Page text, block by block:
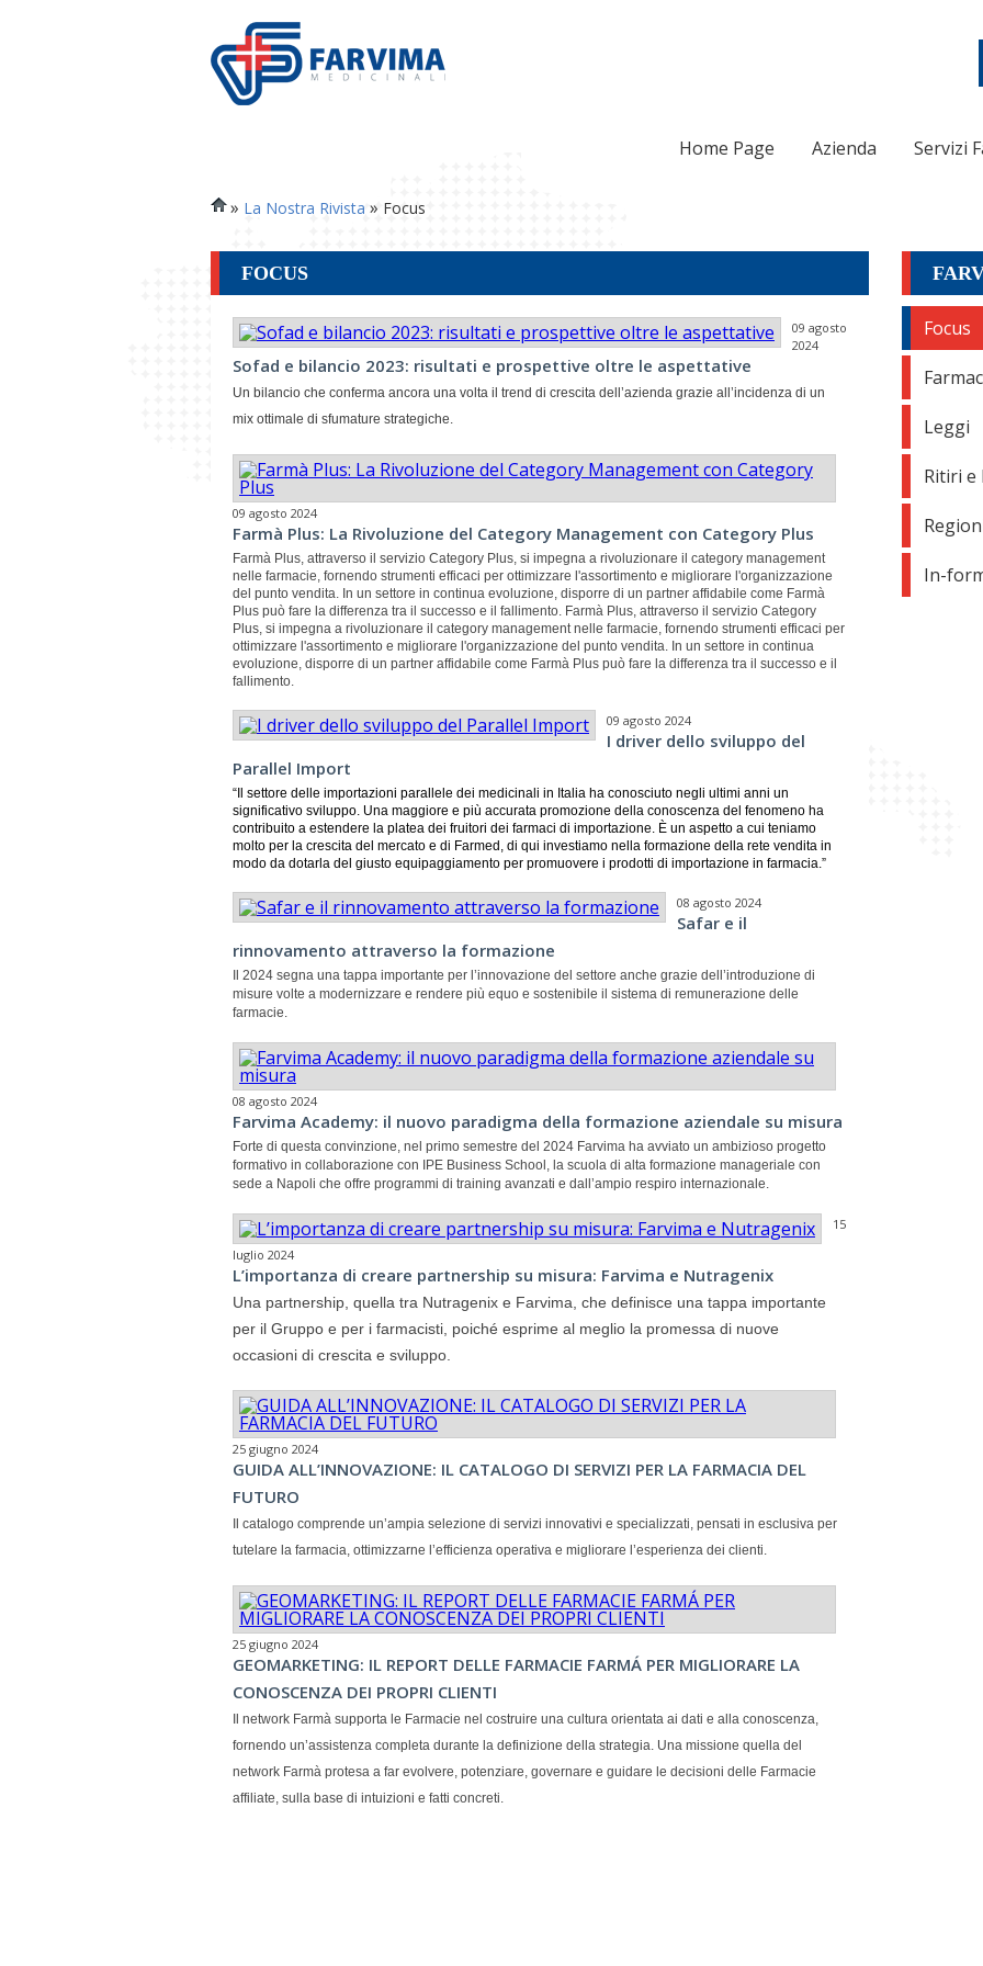
Home Page Azienda Servizi
» La Nostra Rivista » Focus
FOCUS
09 agosto
2024
Sofad e bilancio 2023: risultati e prospettive oltre le aspettative
Un bilancio che conferma ancora una volta il trend di crescita dell’azienda grazie all’incidenza di un
mix ottimale di sfumature strategiche.
09 agosto 2024
Farmà Plus: La Rivoluzione del Category Management con Category Plus
Farmà Plus, attraverso il servizio Category Plus, si impegna a rivoluzionare il category management
nelle farmacie, fornendo strumenti efficaci per ottimizzare l'assortimento e migliorare l'organizzazione
del punto vendita. In un settore in continua evoluzione, disporre di un partner affidabile come Farmà
Plus può fare la differenza tra il successo e il fallimento. Farmà Plus, attraverso il servizio Category
Plus, si impegna a rivoluzionare il category management nelle farmacie, fornendo strumenti efficaci per
ottimizzare l'assortimento e migliorare l'organizzazione del punto vendita. In un settore in continua
evoluzione, disporre di un partner affidabile come Farmà Plus può fare la differenza tra il successo e il
fallimento.
09 agosto 2024
I driver dello sviluppo del
Parallel Import
“Il settore delle importazioni parallele dei medicinali in Italia ha conosciuto negli ultimi anni un
significativo sviluppo. Una maggiore e più accurata promozione della conoscenza del fenomeno ha
contribuito a estendere la platea dei fruitori dei farmaci di importazione. È un aspetto a cui teniamo
molto per la crescita del mercato e di Farmed, di qui investiamo nella formazione della rete vendita in
modo da dotarla del giusto equipaggiamento per promuovere i prodotti di importazione in farmacia.”
08 agosto 2024
Safar e il
rinnovamento attraverso la formazione
Il 2024 segna una tappa importante per l’innovazione del settore anche grazie dell’introduzione di
misure volte a modernizzare e rendere più equo e sostenibile il sistema di remunerazione delle
farmacie.
08 agosto 2024
Farvima Academy: il nuovo paradigma della formazione aziendale su misura
Forte di questa convinzione, nel primo semestre del 2024 Farvima ha avviato un ambizioso progetto
formativo in collaborazione con
IPE Business School , la scuola di alta formazione manageriale con
sede a Napoli che offre programmi di training avanzati e dall’ampio respiro internazionale.
15
luglio 2024
L’importanza di creare partnership su misura: Farvima e Nutragenix
Una partnership, quella tra Nutragenix e Farvima, che definisce una tappa importante
per il Gruppo e per i farmacisti, poiché esprime al meglio la promessa di nuove
occasioni di crescita e sviluppo.
25 giugno 2024
GUIDA ALL’INNOVAZIONE: IL CATALOGO DI SERVIZI PER LA FARMACIA DEL
FUTURO
Il catalogo comprende un’ampia selezione di servizi innovativi e specializzati, pensati in esclusiva per
tutelare la farmacia, ottimizzarne l’efficienza operativa e migliorare l’esperienza dei clienti.
25 giugno 2024
GEOMARKETING: IL REPORT DELLE FARMACIE FARMÁ PER MIGLIORARE LA
CONOSCENZA DEI PROPRI CLIENTI
Il network Farmà supporta le Farmacie nel costruire una cultura orientata ai dati e alla conoscenza,
fornendo un’assistenza completa durante la definizione della strategia. Una missione quella del
network Farmà protesa a far evolvere, potenziare, governare e guidare le decisioni delle Farmacie
affiliate, sulla base di intuizioni e fatti concreti.
Focus
Leggi
Ritiri e
In-